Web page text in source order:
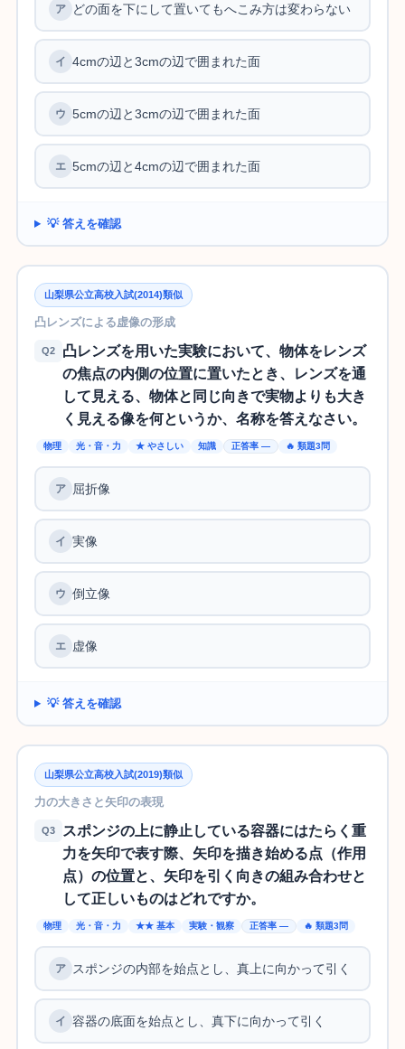
どの面を下にして置いてもへこみ方は変わらない
4cmの辺と3cmの辺で囲まれた面
5cmの辺と3cmの辺で囲まれた面
5cmの辺と4cmの辺で囲まれた面
💡 答えを確認
山梨県公立高校入試(2014)類似
凸レンズによる虚像の形成
Q2
凸レンズを用いた実験において、物体をレンズ
の焦点の内側の位置に置いたとき、レンズを通
して見える、物体と同じ向きで実物よりも大き
く見える像を何というか、名称を答えなさい。
物理 光・音・力 ★ やさしい 知識 正答率 — 🔥 類題3問
屈折像
実像
倒立像
虚像
💡 答えを確認
山梨県公立高校入試(2019)類似
力の大きさと矢印の表現
Q3
スポンジの上に静止している容器にはたらく重
力を矢印で表す際、矢印を描き始める点（作用
点）の位置と、矢印を引く向きの組み合わせと
して正しいものはどれですか。
物理 光・音・力 ★★ 基本 実験・観察 正答率 — 🔥 類題3問
スポンジの内部を始点とし、真上に向かって引く
容器の底面を始点とし、真下に向かって引く